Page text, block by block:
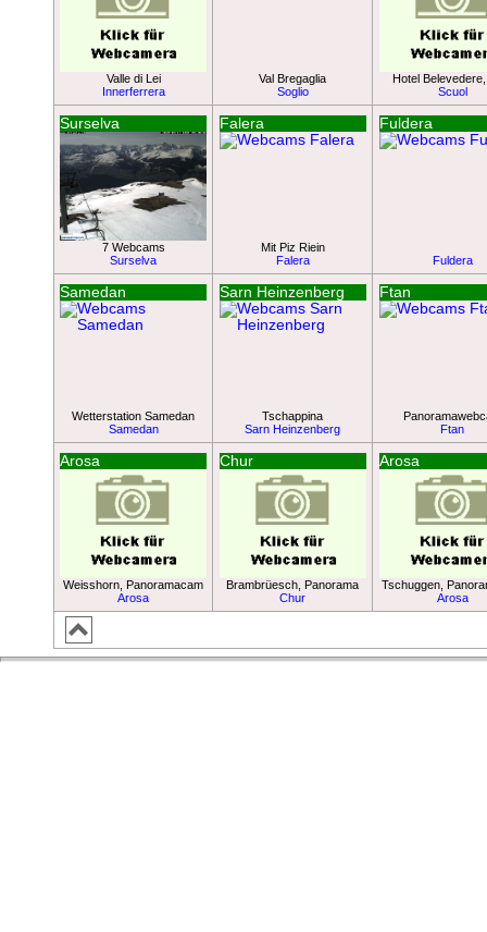
Valle di Lei
Innerferrera
Val Bregaglia
Soglio
Hotel Belevedere,
Scuol
Surselva
7 Webcams
Surselva
Falera
Mit Piz Riein
Falera
Fuldera
Fuldera
Samedan
Wetterstation Samedan
Samedan
Sarn Heinzenberg
Tschappina
Sarn Heinzenberg
Ftan
Ftan
Arosa
Weisshorn, Panoramacam
Arosa
Chur
Brambrüesch, Panorama
Chur
Arosa
Tschuggen,
Arosa